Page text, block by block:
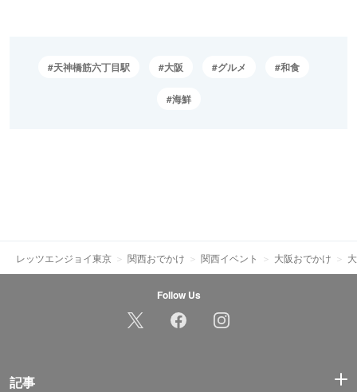
天神橋筋六丁目駅 大阪 グルメ 和食
海鮮
レッツエンジョイ東京 関西おでかけ 関西イベント 大阪おでかけ
Follow Us
記事